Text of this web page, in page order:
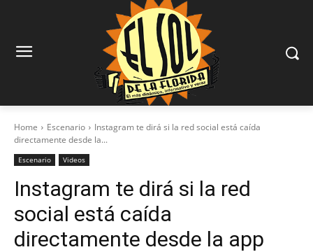
Home Escenario
Instagram te dirá si la red social está caída
directamente desde la...
Escenario Videos
Instagram te dirá si la red
social está caída
directamente desde la app